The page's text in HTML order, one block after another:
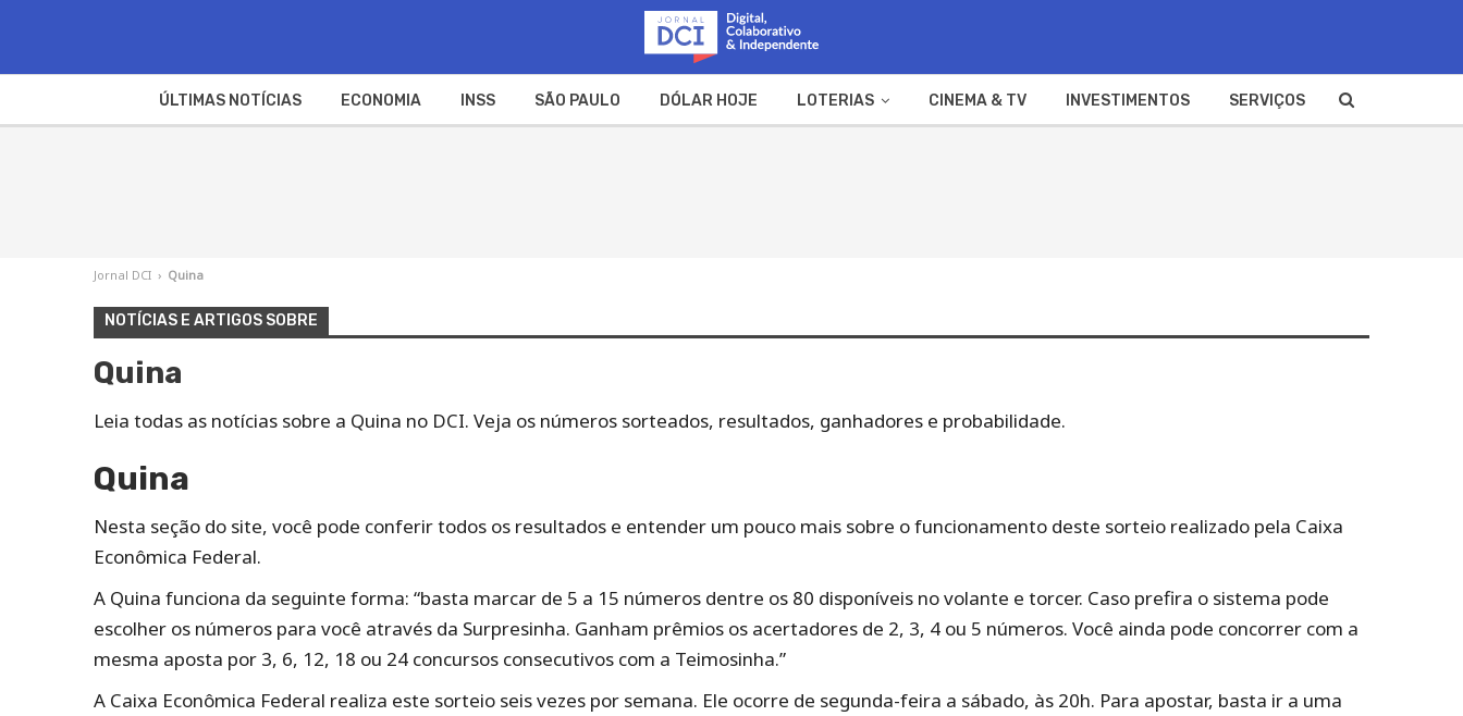
ÚLTIMAS NOTÍCIAS ECONOMIA INSS SÃO PAULO DÓLAR HOJE LOTERIAS CINEMA & TV INVESTIMENTOS SERVIÇOS
Jornal DCI › Quina
NOTÍCIAS E ARTIGOS SOBRE
Quina
Leia todas as notícias sobre a Quina no DCI. Veja os números sorteados, resultados, ganhadores e probabilidade.
Quina
Nesta seção do site, você pode conferir todos os resultados e entender um pouco mais sobre o funcionamento deste sorteio realizado pela Caixa
Econômica Federal.
A Quina funciona da seguinte forma: “basta marcar de 5 a 15 números dentre os 80 disponíveis no volante e torcer. Caso prefira o sistema pode
escolher os números para você através da Surpresinha. Ganham prêmios os acertadores de 2, 3, 4 ou 5 números. Você ainda pode concorrer com a
mesma aposta por 3, 6, 12, 18 ou 24 concursos consecutivos com a Teimosinha.”
A Caixa Econômica Federal realiza este sorteio seis vezes por semana. Ele ocorre de segunda-feira a sábado, às 20h. Para apostar, basta ir a uma